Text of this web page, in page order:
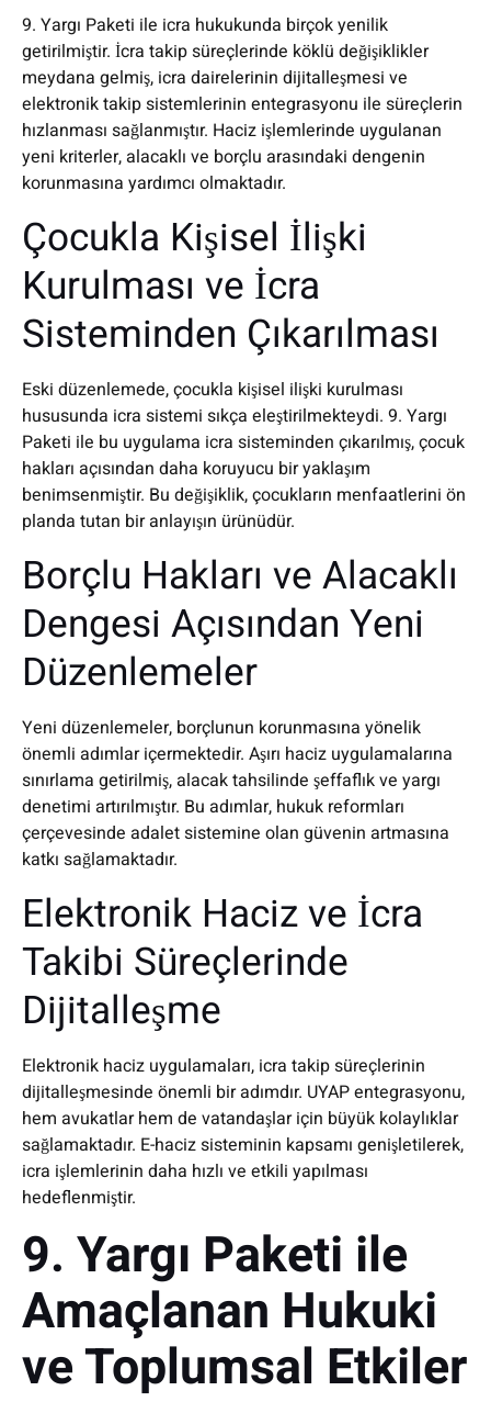
9. Yargı Paketi ile icra hukukunda birçok yenilik
getirilmiştir. İcra takip süreçlerinde köklü değişiklikler
meydana gelmiş, icra dairelerinin dijitalleşmesi ve
elektronik takip sistemlerinin entegrasyonu ile süreçlerin
hızlanması sağlanmıştır. Haciz işlemlerinde uygulanan
yeni kriterler, alacaklı ve borçlu arasındaki dengenin
korunmasına yardımcı olmaktadır.
Çocukla Kişisel İlişki
Kurulması ve İcra
Sisteminden Çıkarılması
Eski düzenlemede, çocukla kişisel ilişki kurulması
hususunda icra sistemi sıkça eleştirilmekteydi. 9. Yargı
Paketi ile bu uygulama icra sisteminden çıkarılmış, çocuk
hakları açısından daha koruyucu bir yaklaşım
benimsenmiştir. Bu değişiklik, çocukların menfaatlerini ön
planda tutan bir anlayışın ürünüdür.
Borçlu Hakları ve Alacaklı
Dengesi Açısından Yeni
Düzenlemeler
Yeni düzenlemeler, borçlunun korunmasına yönelik
önemli adımlar içermektedir. Aşırı haciz uygulamalarına
sınırlama getirilmiş, alacak tahsilinde şeffaflık ve yargı
denetimi artırılmıştır. Bu adımlar, hukuk reformları
çerçevesinde adalet sistemine olan güvenin artmasına
katkı sağlamaktadır.
Elektronik Haciz ve İcra
Takibi Süreçlerinde
Dijitalleşme
Elektronik haciz uygulamaları, icra takip süreçlerinin
dijitalleşmesinde önemli bir adımdır. UYAP entegrasyonu,
hem avukatlar hem de vatandaşlar için büyük kolaylıklar
sağlamaktadır. E-haciz sisteminin kapsamı genişletilerek,
icra işlemlerinin daha hızlı ve etkili yapılması
hedeflenmiştir.
9. Yargı Paketi ile
Amaçlanan Hukuki
ve Toplumsal Etkiler